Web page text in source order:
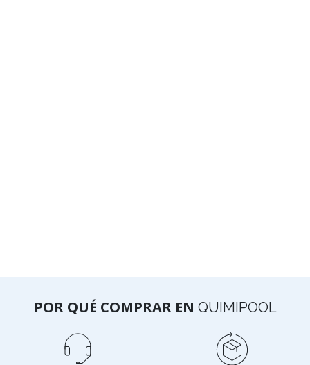
POR QUÉ COMPRAR EN QUIMIPOOL